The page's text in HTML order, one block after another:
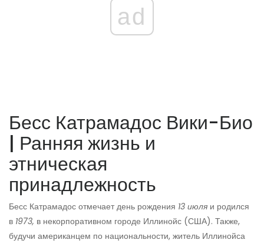
ad
Бесс Катрамадос Вики-Био
| Ранняя жизнь и
этническая
принадлежность
Бесс Катрамадос отмечает день рождения 13 июля и родился
в 1973, в некорпоративном городе Иллинойс (США). Также,
будучи американцем по национальности, житель Иллинойса